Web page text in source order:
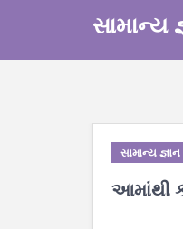
સામાન્ય
સામાન્ય
આમાંથી